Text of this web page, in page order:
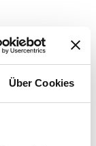
Über Cookies
für ein
Sie
und